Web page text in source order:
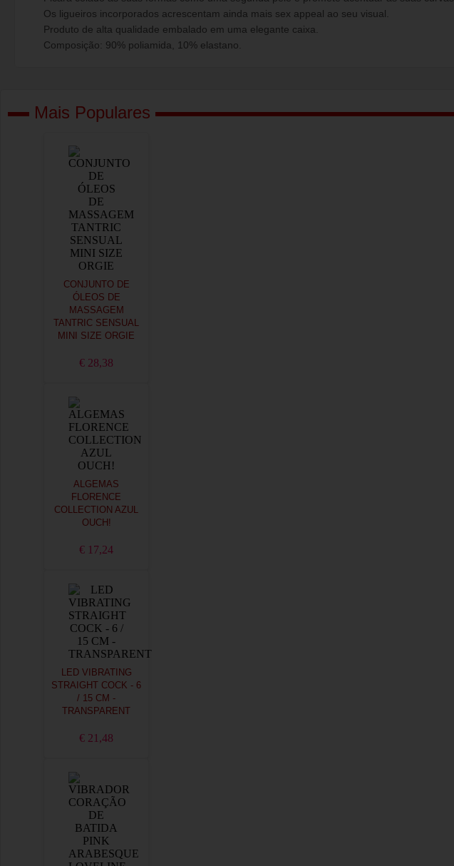
Os ligueiros incorporados acrescentam ainda mais sex appeal ao seu visual.
Produto de alta qualidade embalado em uma elegante caixa.
Composição: 90% poliamida, 10% elastano.
Mais Populares
CONJUNTO DE
ÓLEOS DE
MASSAGEM
TANTRIC SENSUAL
MINI SIZE ORGIE
€ 28,38
ALGEMAS
FLORENCE
COLLECTION AZUL
OUCH!
€ 17,24
LED VIBRATING
STRAIGHT COCK - 6
/ 15 CM -
TRANSPARENT
€ 21,48